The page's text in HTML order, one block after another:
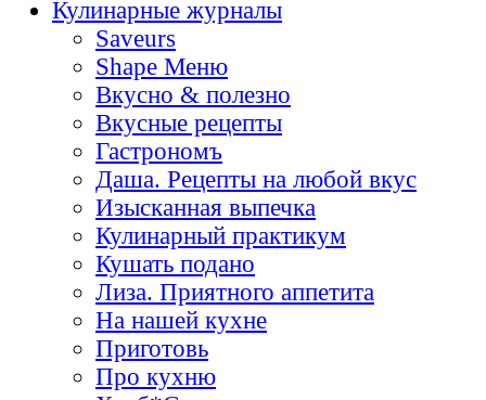
Кулинарные журналы
Saveurs
Shape Меню
Вкусно & полезно
Вкусные рецепты
Гастрономъ
Даша. Рецепты на любой вкус
Изысканная выпечка
Кулинарный практикум
Кушать подано
Лиза. Приятного аппетита
На нашей кухне
Приготовь
Про кухню